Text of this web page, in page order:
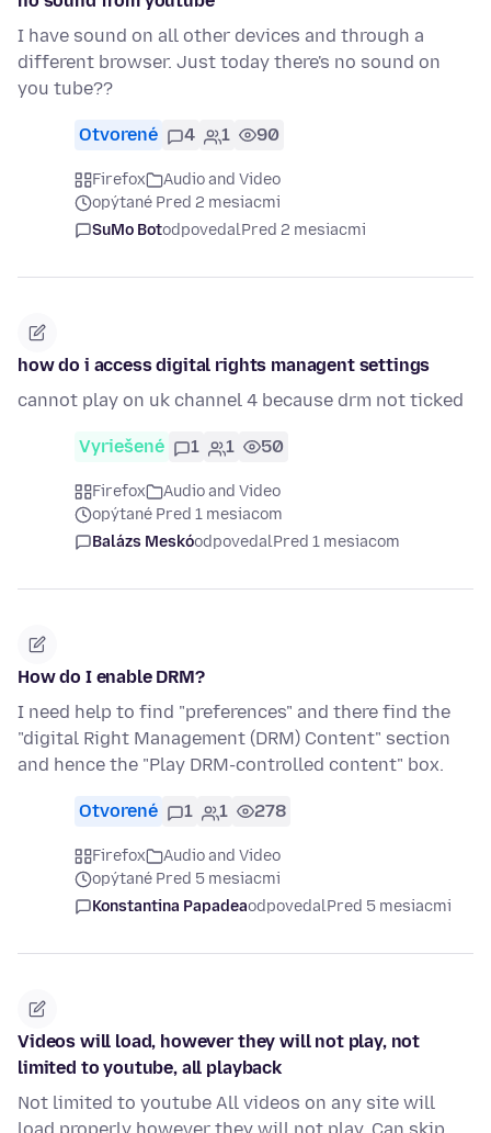
I have sound on all other devices and through a
different browser. Just today there's no sound on
you tube??
Otvorené 4 1 90
Firefox
Audio and Video
opýtané Pred 2 mesiacmi
SuMo BotodpovedalPred 2 mesiacmi
how do i access digital rights managent settings
cannot play on uk channel 4 because drm not ticked
Vyriešené 1 1 50
Firefox
Audio and Video
opýtané Pred 1 mesiacom
Balázs MeskóodpovedalPred 1 mesiacom
How do I enable DRM?
I need help to find "preferences" and there find the
"digital Right Management (DRM) Content" section
and hence the "Play DRM-controlled content" box.
Otvorené 1 1 278
Firefox
Audio and Video
opýtané Pred 5 mesiacmi
Konstantina PapadeaodpovedalPred 5 mesiacmi
Videos will load, however they will not play, not
limited to youtube, all playback
Not limited to youtube All videos on any site will